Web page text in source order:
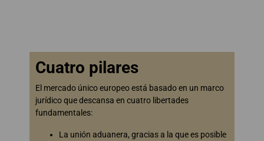
Cuatro pilares
El mercado único europeo está basado en un marco
jurídico que descansa en cuatro libertades
fundamentales:
La unión aduanera, gracias a la que es posible